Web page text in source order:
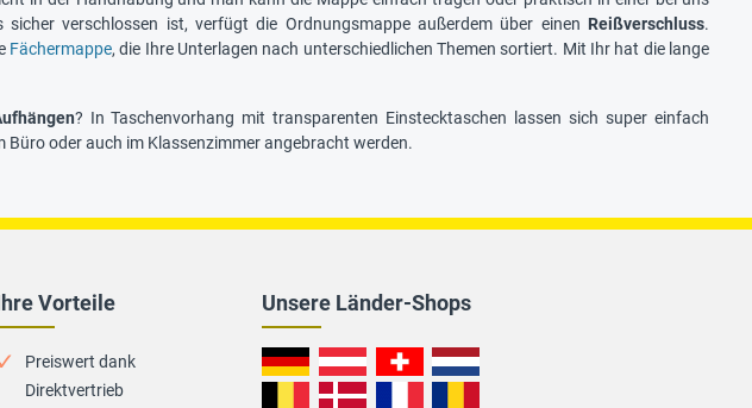
verschlossen ist, verfügt die Ordnungsmappe außerdem über einen Reißverschluss.
Fächermappe, die Ihre Unterlagen nach unterschiedlichen Themen sortiert. Mit Ihr hat die lange
? In Taschenvorhang mit transparenten Einstecktaschen lassen sich super einfach
oder auch im Klassenzimmer angebracht werden.
Vorteile
Preiswert dank
Direktvertrieb
Unsere Länder-Shops